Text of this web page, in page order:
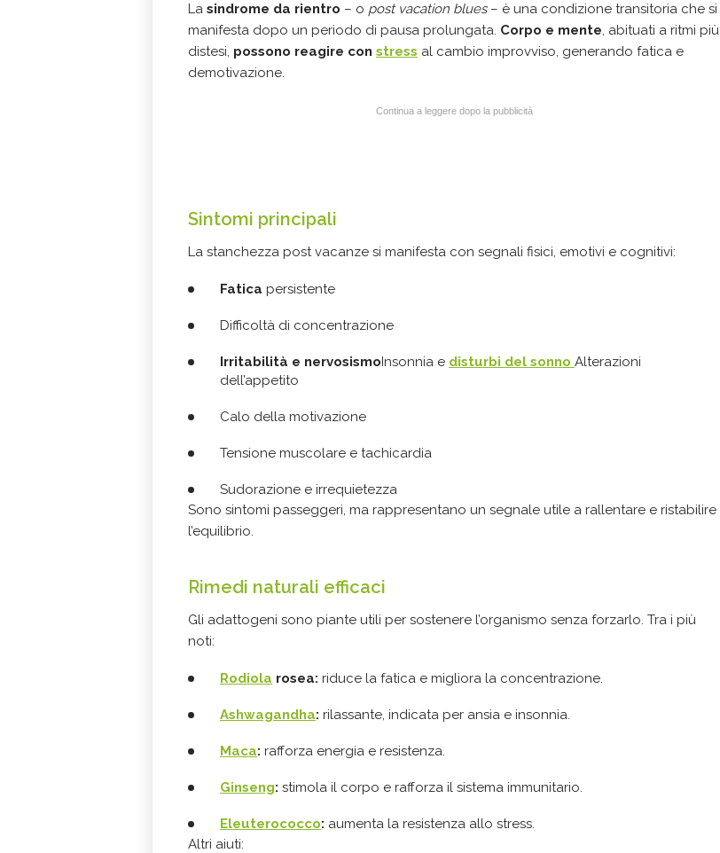
La sindrome da rientro – o post vacation blues– è una condizione transitoria che si
manifesta dopo un periodo di pausa prolungata. Corpo e mente, abituati a ritmi più
distesi, possono reagire con stress al cambio improvviso, generando fatica e
demotivazione.
Continua a leggere dopo la pubblicità
Sintomi principali
La stanchezza post vacanze si manifesta con segnali fisici, emotivi e cognitivi:
Fatica persistente
Difficoltà di concentrazione
Irritabilità e nervosismoInsonnia e disturbi del sonno Alterazioni
dell’appetito
Calo della motivazione
Tensione muscolare e tachicardia
Sudorazione e irrequietezza
Sono sintomi passeggeri, ma rappresentano un segnale utile a rallentare e ristabilire
l’equilibrio.
Rimedi naturali efficaci
Gli adattogeni sono piante utili per sostenere l’organismo senza forzarlo. Tra i più
noti:
Rodiola rosea: riduce la fatica e migliora la concentrazione.
Ashwagandha: rilassante, indicata per ansia e insonnia.
Maca: rafforza energia e resistenza.
Ginseng: stimola il corpo e rafforza il sistema immunitario.
Eleuterococco: aumenta la resistenza allo stress.
Altri aiuti: